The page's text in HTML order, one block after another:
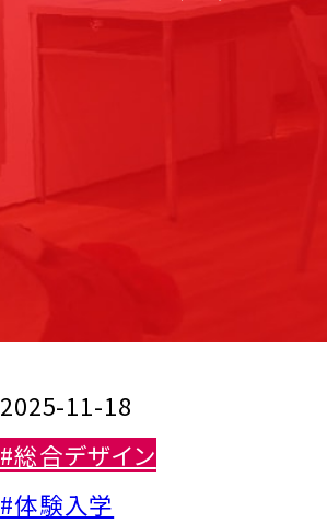
2025-11-18
#総合デザイン
#体験入学